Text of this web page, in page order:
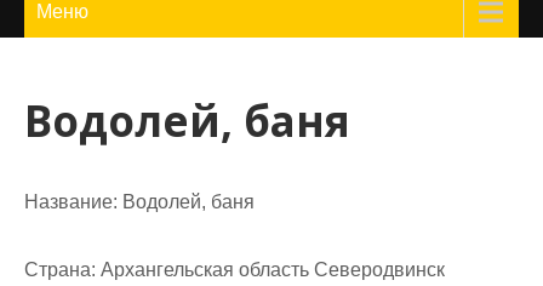
Меню
Водолей, баня
Название: Водолей, баня
Страна: Архангельская область Северодвинск